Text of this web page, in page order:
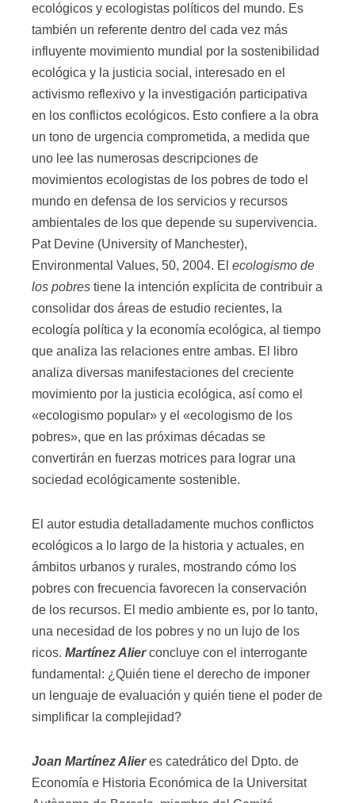
ecológicos y ecologistas políticos del mundo. Es
también un referente dentro del cada vez más
influyente movimiento mundial por la sostenibilidad
ecológica y la justicia social, interesado en el
activismo reflexivo y la investigación participativa
en los conflictos ecológicos. Esto confiere a la obra
un tono de urgencia comprometida, a medida que
uno lee las numerosas descripciones de
movimientos ecologistas de los pobres de todo el
mundo en defensa de los servicios y recursos
ambientales de los que depende su supervivencia.
Pat Devine (University of Manchester),
Environmental Values, 50, 2004. El ecologismo de
los pobres tiene la intención explícita de contribuir a
consolidar dos áreas de estudio recientes, la
ecología política y la economía ecológica, al tiempo
que analiza las relaciones entre ambas. El libro
analiza diversas manifestaciones del creciente
movimiento por la justicia ecológica, así como el
«ecologismo popular» y el «ecologismo de los
pobres», que en las próximas décadas se
convertirán en fuerzas motrices para lograr una
sociedad ecológicamente sostenible.
El autor estudia detalladamente muchos conflictos
ecológicos a lo largo de la historia y actuales, en
ámbitos urbanos y rurales, mostrando cómo los
pobres con frecuencia favorecen la conservación
de los recursos. El medio ambiente es, por lo tanto,
una necesidad de los pobres y no un lujo de los
ricos. Martínez Alierconcluye con el interrogante
fundamental: ¿Quién tiene el derecho de imponer
un lenguaje de evaluación y quién tiene el poder de
simplificar la complejidad?
Joan Martínez Alieres catedrático del Dpto. de
Economía e Historia Económica de la Universitat